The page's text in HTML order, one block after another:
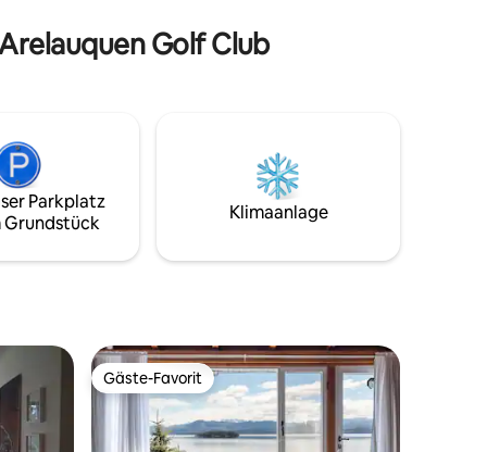
freuen uns auf deinen Besuch! 🤍
Golf Club
Parkplatz
Grundstück
Klimaanlage
Gäste-Favorit
Gäste-Favorit